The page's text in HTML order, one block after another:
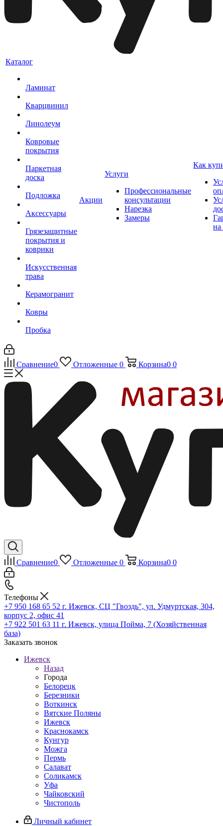
Каталог
Ламинат
Кварцвинил
Линолеум
Ковровые
покрытия
Паркетная
доска
Подложка
Аксессуары
Грязезащитные
покрытия и
коврики
Искусственная
трава
Керамогранит
Ковры
Пробка
Акции
Услуги
Профессиональные
консультации
Нарезка
Замеры
Как
на
Сравнение0 Отложенные 0 Корзина0 0
Сравнение0 Отложенные 0 Корзина0 0
Телефоны
+7 950 168 65 52 г. Ижевск, СЦ "Гвоздь", ул. Удмуртская, 304,
корпус 2, офис 41
+7 922 501 63 11 г. Ижевск, улица Пойма, 7 (Хозяйственная
база)
Заказать звонок
Ижевск
Назад
Города
Белорецк
Березники
Воткинск
Вятские Поляны
Ижевск
Краснокамск
Кунгур
Можга
Пермь
Салават
Соликамск
Уфа
Чайковский
Чистополь
Личный кабинет